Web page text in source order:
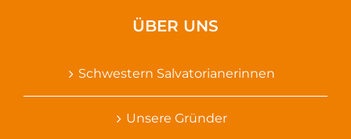
ÜBER UNS
Schwestern Salvatorianerinnen
Unsere Gründer